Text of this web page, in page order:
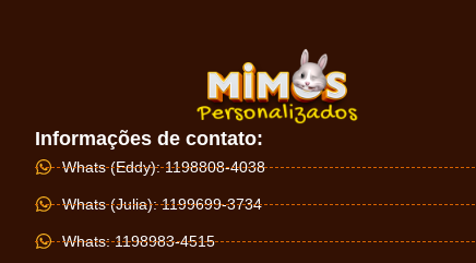
Informações de contato:
Whats (Eddy): 1198808-4038
Whats (Julia): 1199699-3734
Whats: 1198983-4515